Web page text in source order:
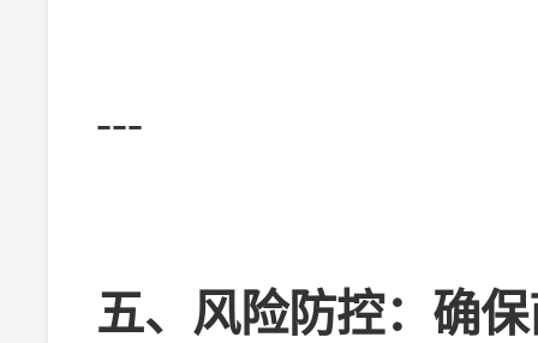
---
五、风险防控：确